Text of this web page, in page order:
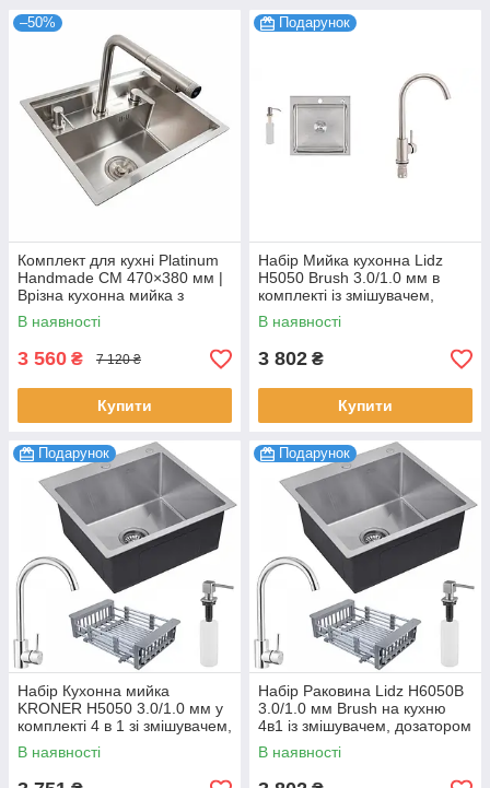
–50%
Комплект для кухні Platinum
Handmade CM 470×380 мм |
Врізна кухонна мийка з
нержавіючої сталі + кухонний
змішувач, прихована
В наявності
3 560 ₴ 7 120 ₴
Купити
Подарунок
Набір Мийка кухонна Lidz
H5050 Brush 3.0/1.0 мм в
комплекті із змішувачем,
сифоном та дозатором
Сатин для мила
В наявності
3 802 ₴
Купити
Подарунок
Набір Кухонна мийка
KRONER H5050 3.0/1.0 мм у
комплекті 4 в 1 зі змішувачем,
сушаркою та дозатором
В наявності
Подарунок
Набір Раковина Lidz H6050B
3.0/1.0 мм Brush на кухню
4в1 із змішувачем, дозатором
та кошиком для сушіння
В наявності